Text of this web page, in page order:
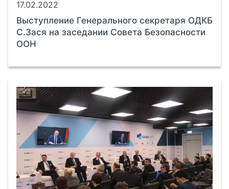
17.02.2022
Выступление Генерального секретаря ОДКБ
С.Зася на заседании Совета Безопасности
ООН